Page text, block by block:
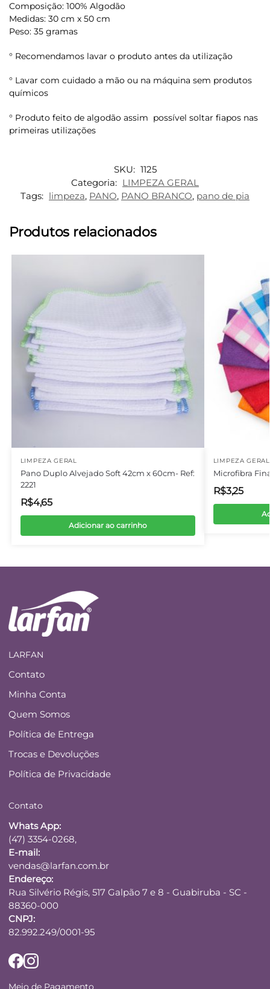
Composição: 100% Algodão
Medidas: 30 cm x 50 cm
Peso: 35 gramas
° Recomendamos lavar o produto antes da utilização
° Lavar com cuidado a mão ou na máquina sem produtos
químicos
° Produto feito de algodão assim possível soltar fiapos nas
primeiras utilizações
SKU: 1125
Categoria: LIMPEZA GERAL
Tags: limpeza, PANO, PANO BRANCO, pano de pia
Produtos relacionados
LIMPEZA GERAL
Pano Duplo Alvejado Soft 42cm x 60cm- Ref:
2221
R$4,65
Adicionar ao carrinho
LIMPEZA GERAL
Microfibra
R$3,25
LARFAN
Contato
Minha Conta
Quem Somos
Política de Entrega
Trocas e Devoluções
Política de Privacidade
Contato
Whats App:
(47) 3354-0268,
E-mail:
vendas@larfan.com.br
Endereço:
Rua Silvério Régis, 517 Galpão 7 e 8 - Guabiruba - SC -
88360-000
CNPJ:
82.992.249/0001-95
Meio de Pagamento